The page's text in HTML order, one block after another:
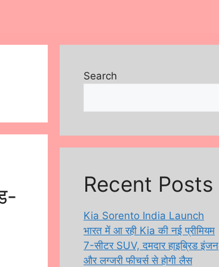
Search
Recent Posts
Kia Sorento India Launch
भारत में आ रही Kia की नई प्रीमियम
7-सीटर SUV, दमदार हाइब्रिड इंजन
और लग्जरी फीचर्स से होगी लैस